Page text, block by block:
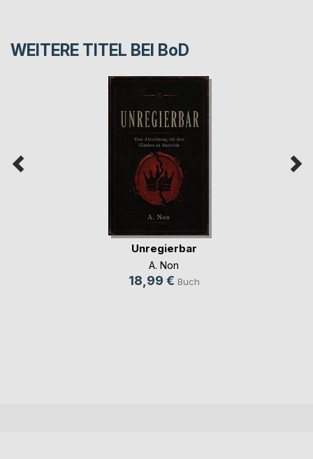
WEITERE TITEL BEI BoD
Unregierbar
A. Non
18,99 € Buch